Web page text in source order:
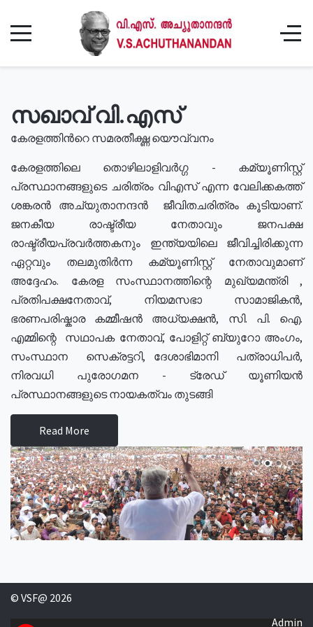
സഖാവ് വി.എസ്
കേരളത്തിൻറെ സമരതീക്ഷ്ണ യൌവ്വനം
കേരളത്തിലെ തൊഴിലാളിവർഗ്ഗ - കമ്യൂണിസ്റ്റ്
പ്രസ്ഥാനങ്ങളുടെ ചരിത്രം വിഎസ് എന്ന വേലിക്കകത്ത്
ശങ്കരൻ അച്യുതാനന്ദൻ ജീവിതചരിത്രം കൂടിയാണ്.
ജനകീയ രാഷ്ട്രീയ നേതാവും ജനപക്ഷ
രാഷ്ട്രീയപ്രവർത്തകനും ഇന്ത്യയിലെ ജീവിച്ചിരിക്കുന്ന
ഏറ്റവും തലമുതിർന്ന കമ്യൂണിസ്റ്റ് നേതാവുമാണ്
അദ്ദേഹം. കേരള സംസ്ഥാനത്തിന്റെ മുഖ്യമന്ത്രി ,
പ്രതിപക്ഷനേതാവ്, നിയമസഭാ സാമാജികൻ,
ഭരണപരിഷ്കാര കമ്മീഷൻ അധ്യക്ഷൻ, സി. പി. ഐ.
എമ്മിന്റെ സഥാപക നേതാവ്, പോളിറ്റ് ബ്യുറോ അംഗം,
സംസ്ഥാന സെക്രട്ടറി, ദേശാഭിമാനി പത്രാധിപർ,
നിരവധി പുരോഗമന - ട്രേഡ് യൂണിയൻ
പ്രസ്ഥാനങ്ങളുടെ നായകത്വം തുടങ്ങി
Read More
© VSF@ 2026
Admin